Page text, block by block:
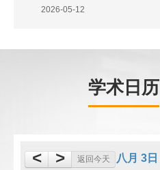
2026-05-12
学术日历